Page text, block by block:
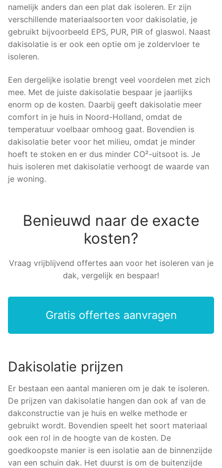
namelijk anders dan een plat dak isoleren. Er zijn
verschillende materiaalsoorten voor dakisolatie, je
gebruikt bijvoorbeeld EPS, PUR, PIR of glaswol. Naast
dakisolatie is er ook een optie om je zoldervloer te
isoleren.
Een dergelijke isolatie brengt veel voordelen met zich
mee. Met de juiste dakisolatie bespaar je jaarlijks
enorm op de kosten. Daarbij geeft dakisolatie meer
comfort in je huis in Noord-Holland, omdat de
temperatuur voelbaar omhoog gaat. Bovendien is
dakisolatie beter voor het milieu, omdat je minder
hoeft te stoken en er dus minder CO²-uitsoot is. Je
huis isoleren met dakisolatie verhoogt de waarde van
je woning.
Benieuwd naar de exacte
kosten?
Vraag vrijblijvend offertes aan voor het isoleren van je
dak, vergelijk en bespaar!
Gratis offertes aanvragen
Dakisolatie prijzen
Er bestaan een aantal manieren om je dak te isoleren.
De prijzen van dakisolatie hangen dan ook af van de
dakconstructie van je huis en welke methode er
gebruikt wordt. Bovendien speelt het soort materiaal
ook een rol in de hoogte van de kosten. De
goedkoopste manier is een isolatie aan de binnenzijde
van een schuin dak. Het duurst is om de buitenzijde